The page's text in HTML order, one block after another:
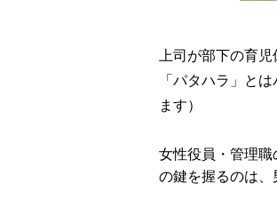
上司が部下の育
「パタハラ」と
ます）
女性役員・管理
の鍵を握るのは、